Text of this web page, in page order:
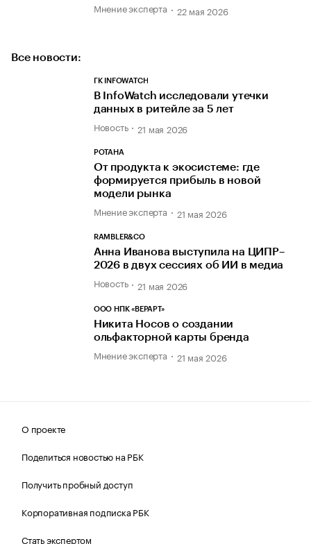
Мнение эксперта 22 мая 2026
Все новости:
ГК INFOWATCH
В InfoWatch исследовали утечки
данных в ритейле за 5 лет
Новость 21 мая 2026
РОТАНА
От продукта к экосистеме: где
формируется прибыль в новой
модели рынка
Мнение эксперта 21 мая 2026
RAMBLER&CO
Анна Иванова выступила на ЦИПР–
2026 в двух сессиях об ИИ в медиа
Новость 21 мая 2026
ООО НПК «ВЕРАРТ»
Никита Носов о создании
ольфакторной карты бренда
Мнение эксперта 21 мая 2026
О проекте
Поделиться новостью на РБК
Получить пробный доступ
Корпоративная подписка РБК
Стать экспертом